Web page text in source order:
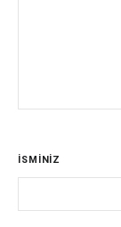
İSMİNİZ